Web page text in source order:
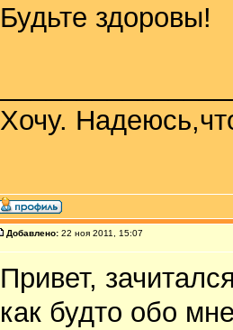
Будьте здоровы!
Хочу.
Добавлено: 22 ноя 2011, 15:07
Привет,
как будто обо